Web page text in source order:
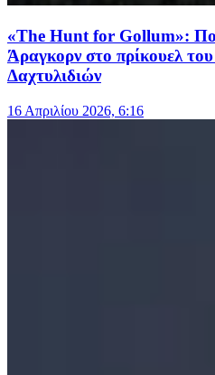
«The Hunt for Gollum»:
Άραγκορν στο πρίκουελ
Δαχτυλιδιών
16 Απριλίου 2026, 6:16